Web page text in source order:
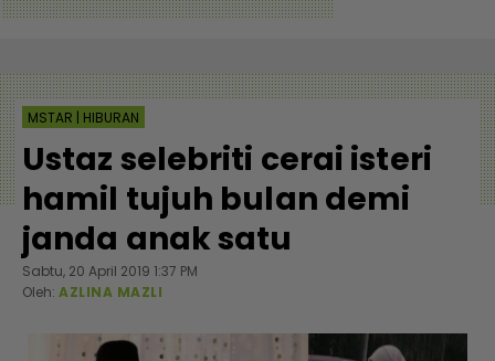
MSTAR | HIBURAN
Ustaz selebriti cerai isteri
hamil tujuh bulan demi
janda anak satu
Sabtu, 20 April 2019 1:37 PM
Oleh: AZLINA MAZLI